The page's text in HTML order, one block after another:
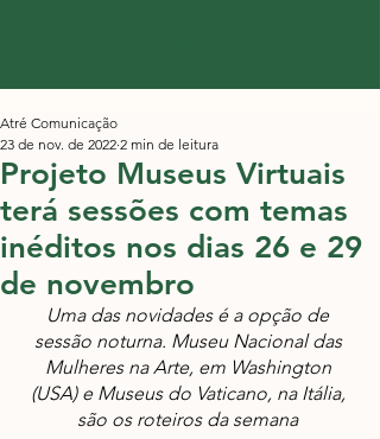
Projeto Museus Virtuais
terá sessões com temas
inéditos nos dias 26 e 29
de novembro
Atré Comunicação
23 de nov. de 2022 2 min de leitura
Uma das novidades é a opção de
sessão noturna. Museu Nacional das
Mulheres na Arte, em Washington
(USA) e Museus do Vaticano, na Itália,
são os roteiros da semana